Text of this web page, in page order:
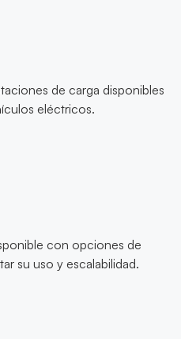
de carga disponibles
eléctricos.
con opciones de
su uso y escalabilidad.